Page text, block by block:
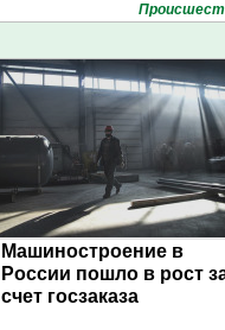
Машиностроение в
России пошло в рост
счет госзаказа